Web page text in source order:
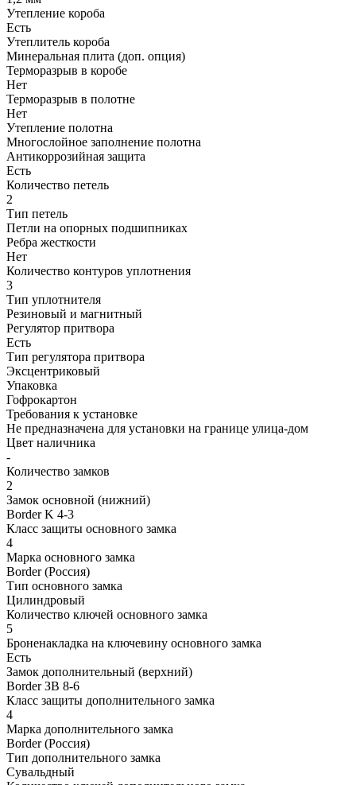
Утепление короба
Есть
Утеплитель короба
Минеральная плита (доп. опция)
Терморазрыв в коробе
Нет
Терморазрыв в полотне
Нет
Утепление полотна
Многослойное заполнение полотна
Антикоррозийная защита
Есть
Количество петель
2
Тип петель
Петли на опорных подшипниках
Ребра жесткости
Нет
Количество контуров уплотнения
3
Тип уплотнителя
Резиновый и магнитный
Регулятор притвора
Есть
Тип регулятора притвора
Эксцентриковый
Упаковка
Гофрокартон
Требования к установке
Не предназначена для установки на границе улица-дом
Цвет наличника
-
Количество замков
2
Замок основной (нижний)
Border K 4-3
Класс защиты основного замка
4
Марка основного замка
Border (Россия)
Тип основного замка
Цилиндровый
Количество ключей основного замка
5
Броненакладка на ключевину основного замка
Есть
Замок дополнительный (верхний)
Border ЗВ 8-6
Класс защиты дополнительного замка
4
Марка дополнительного замка
Border (Россия)
Тип дополнительного замка
Сувальдный